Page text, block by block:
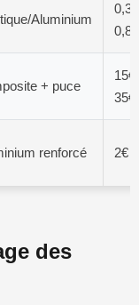
Aluminium
+ puce
15€
35€
renforcé 2€
des